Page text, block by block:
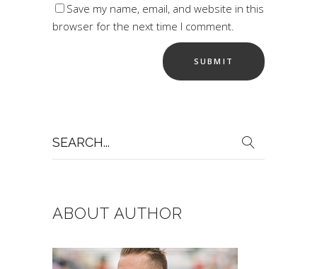
Save my name, email, and website in this
browser for the next time I comment.
for:
ABOUT AUTHOR